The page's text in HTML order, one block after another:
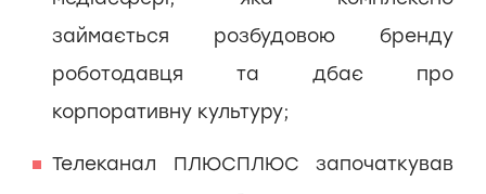
займається розбудовою бренду
роботодавця та дбає про
корпоративну культуру;
Телеканал ПЛЮСПЛЮС започаткував